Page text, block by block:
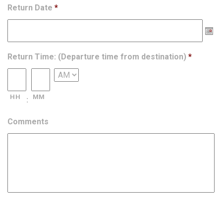
Return Date *
Return Time: (Departure time from destination) *
:
HH MM
Comments